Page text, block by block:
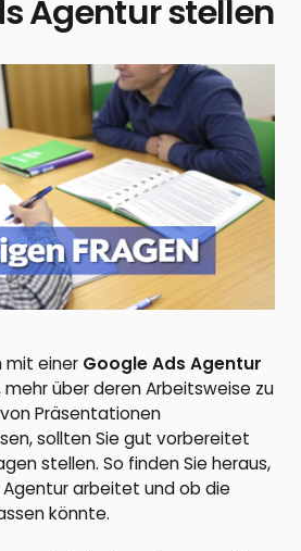
Agentur stellen
mit einer Google Ads Agentur
über deren Arbeitsweise zu
Präsentationen
sollten Sie gut vorbereitet
stellen. So finden Sie heraus,
arbeitet und ob die
könnte.